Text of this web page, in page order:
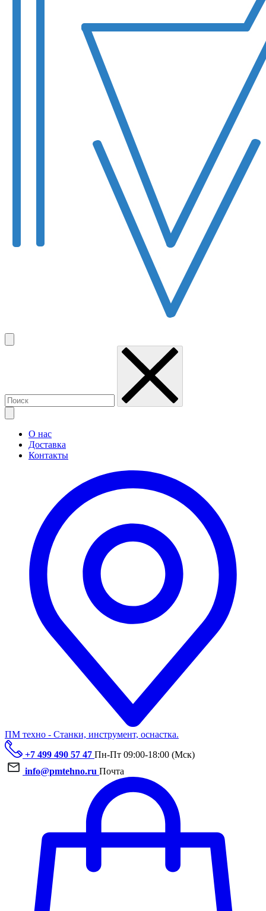
О нас
Доставка
Контакты
ПМ техно - Станки, инструмент, оснастка.
+7 499 490 57 47 Пн-Пт 09:00-18:00 (Мск)
info@pmtehno.ru Почта